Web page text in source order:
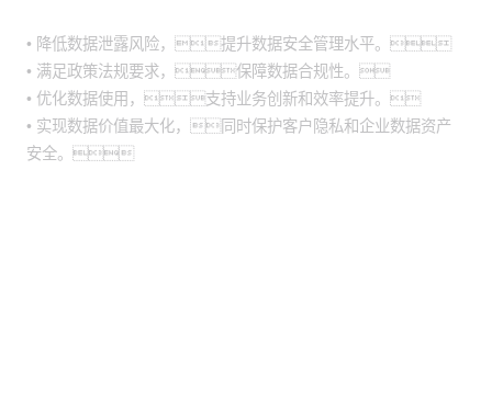
• 降低数据泄露风险，提升数据安全管理水平。
• 满足政策法规要求，保障数据合规性。
• 优化数据使用，支持业务创新和效率提升。
• 实现数据价值最大化，同时保护客户隐私和企业数据资产
安全。